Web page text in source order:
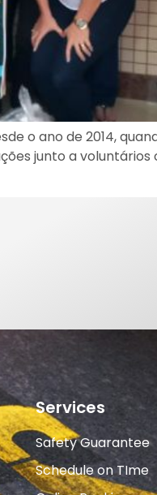
o ano de 2014,
junto a
Services
Safety Guarantee
Schedule on TIme